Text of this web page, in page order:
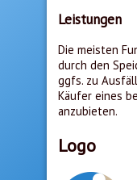
Leistungen
Die meisten
durch den
ggfs. zu
Käufer eines
anzubieten.
Logo